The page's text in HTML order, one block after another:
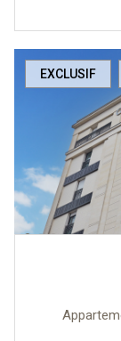
EXCLUSIF